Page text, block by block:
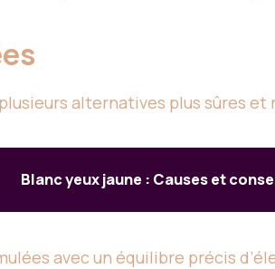
alternatives plus sûres et
Blanc yeux jaune : Causes et
avec un équilibre précis